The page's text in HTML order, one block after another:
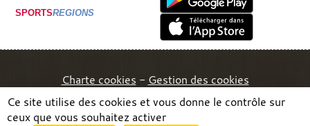
SPORTSREGIONS
Charte cookies Gestion des cookies
Ce site utilise des cookies et vous donne le contrôle sur
ceux que vous souhaitez activer